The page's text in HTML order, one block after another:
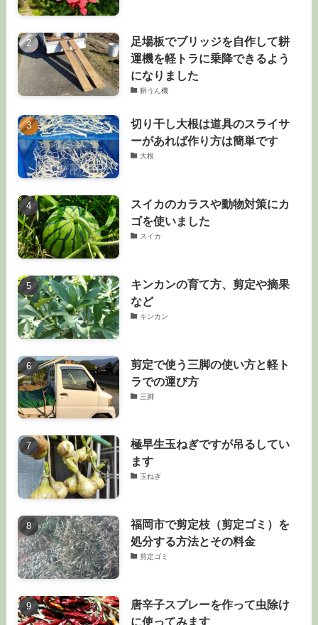
足場板でブリッジを自作して耕
運機を軽トラに乗降できるよう
になりました
耕うん機
切り干し大根は道具のスライサ
ーがあれば作り方は簡単です
大根
スイカのカラスや動物対策にカ
ゴを使いました
スイカ
キンカンの育て方、剪定や摘果
など
キンカン
剪定で使う三脚の使い方と軽ト
ラでの運び方
三脚
極早生玉ねぎですが吊るしてい
ます
玉ねぎ
福岡市で剪定枝（剪定ゴミ）を
処分する方法とその料金
剪定ゴミ
唐辛子スプレーを作って虫除け
に使ってみます